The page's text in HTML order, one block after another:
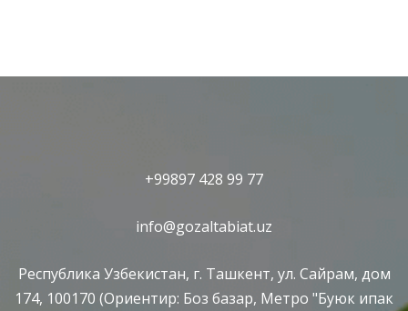
+99897 428 99 77
info@gozaltabiat.uz
Республика Узбекистан, г. Ташкент, ул. Сайрам, дом
174, 100170 (Ориентир: Боз базар, Метро "Буюк ипак